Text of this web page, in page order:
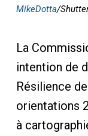
MikeDotta/
La
intention de
Résilience
orientations
à